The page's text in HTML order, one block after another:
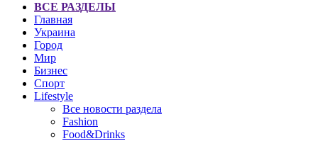
ВСЕ РАЗДЕЛЫ
Главная
Украина
Город
Мир
Бизнес
Спорт
Lifestyle
Все новости раздела
Fashion
Food&Drinks